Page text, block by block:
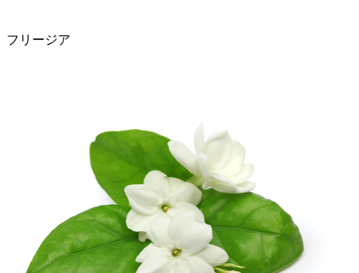
フリージア